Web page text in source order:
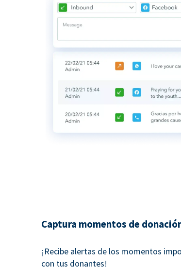
Captura momentos de
¡Recibe alertas de los momentos
con tus donantes!